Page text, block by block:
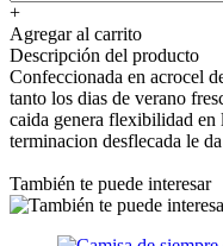
+
Agregar al carrito
Descripción del producto
Confeccionada en acrocel
tanto los dias de verano
caida genera flexibilidad
terminacion desflecada le
También te puede interesar